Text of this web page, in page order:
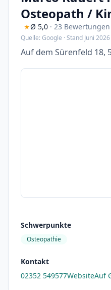
Osteopath /
★Ø 5,0 · 23 Bewertungen
Quelle: Google · Stand Juni 2026
Auf dem Sürenfeld 18,
Schwerpunkte
Osteopathie
Kontakt
02352 549577WebsiteAuf